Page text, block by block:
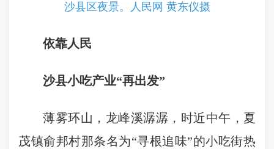
沙县区夜景。人民网 黄东仪摄
依靠人民
沙县小吃产业“再出发”
薄雾环山，龙峰溪潺潺，时近中午，夏
茂镇俞邦村那条名为“寻根追味”的小吃街热